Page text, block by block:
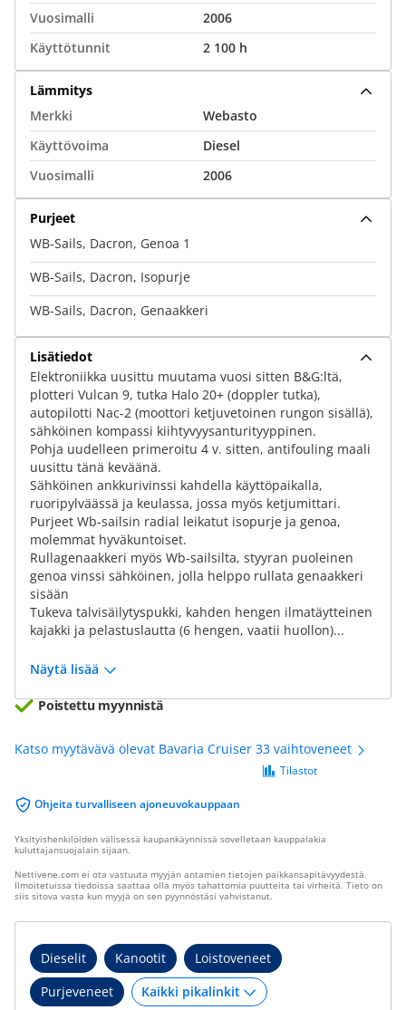
Vuosimalli
2006
Käyttötunnit
2 100 h
Lämmitys
Merkki
Webasto
Käyttövoima
Diesel
Vuosimalli
2006
Purjeet
WB-Sails, Dacron, Genoa 1
WB-Sails, Dacron, Isopurje
WB-Sails, Dacron, Genaakkeri
Lisätiedot
Elektroniikka uusittu muutama vuosi sitten B&G:ltä,
plotteri Vulcan 9, tutka Halo 20+ (doppler tutka),
autopilotti Nac-2 (moottori ketjuvetoinen rungon sisällä),
sähköinen kompassi kiihtyvyysanturityyppinen.
Pohja uudelleen primeroitu 4 v. sitten, antifouling maali
uusittu tänä keväänä.
Sähköinen ankkurivinssi kahdella käyttöpaikalla,
ruoripylväässä ja keulassa, jossa myös ketjumittari.
Purjeet Wb-sailsin radial leikatut isopurje ja genoa,
molemmat hyväkuntoiset.
Rullagenaakkeri myös Wb-sailsilta, styyran puoleinen
genoa vinssi sähköinen, jolla helppo rullata genaakkeri
sisään
Tukeva talvisäilytyspukki, kahden hengen ilmatäytteinen
kajakki ja pelastuslautta (6 hengen, vaatii huollon)...
Näytä lisää
Poistettu myynnistä
Katso myytävävä olevat Bavaria Cruiser 33 vaihtoveneet
Ohjeita turvalliseen ajoneuvokauppaan
Tilastot
Yksityishenkilöiden välisessä kaupankäynnissä sovelletaan kauppalakia
kuluttajansuojalain sijaan.
Nettivene.com ei ota vastuuta myyjän antamien tietojen paikkansapitävyydestä.
Ilmoitetuissa tiedoissa saattaa olla myös tahattomia puutteita tai virheitä. Tieto on
siis sitova vasta kun myyjä on sen pyynnöstäsi vahvistanut.
Dieselit Kanootit
Loistoveneet
Purjeveneet